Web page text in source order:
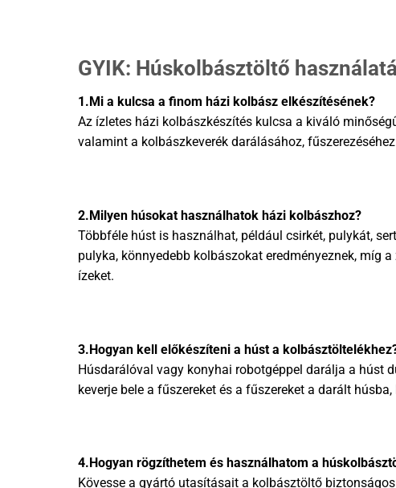
GYIK: Húskolbásztöltő
1.Mi a kulcsa a finom házi kolbász elkészítésének?
Az ízletes házi kolbászkészítés kulcsa a kiváló
valamint a kolbászkeverék darálásához,
2.Milyen húsokat használhatok házi kolbászhoz?
Többféle húst is használhat, például csirkét, pulykát,
pulyka, könnyedebb kolbászokat eredményeznek, míg
ízeket.
3.Hogyan kell előkészíteni a húst a
Húsdarálóval vagy konyhai robotgéppel darálja a húst
keverje bele a fűszereket és a fűszereket a darált
4.Hogyan rögzíthetem és használhatom a
Kövesse a gyártó utasításait a kolbásztöltő